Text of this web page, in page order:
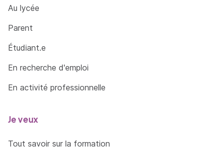
Au lycée
Parent
Étudiant.e
En recherche d'emploi
En activité professionnelle
Je veux
Tout savoir sur la formation